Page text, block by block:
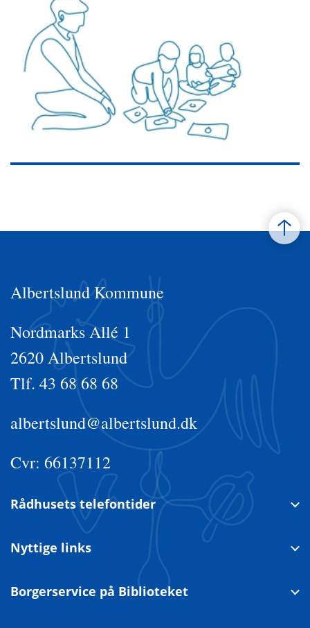
Albertslund Kommune
Nordmarks Allé 1
2620 Albertslund
Tlf. 43 68 68 68
albertslund@albertslund.dk
Cvr: 66137112
Rådhusets telefontider
Nyttige links
Borgerservice på Biblioteket